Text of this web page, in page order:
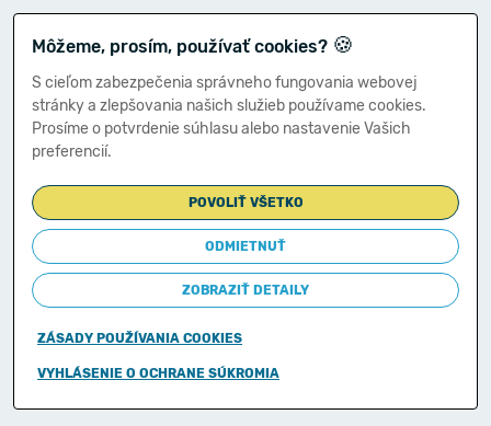
Môžeme, prosím, používať cookies? 🍪
S cieľom zabezpečenia správneho fungovania webovej
stránky a zlepšovania našich služieb používame cookies.
Prosíme o potvrdenie súhlasu alebo nastavenie Vašich
preferencií.
POVOLIŤ VŠETKO
ODMIETNUŤ
ZOBRAZIŤ DETAILY
ZÁSADY POUŽÍVANIA COOKIES
VYHLÁSENIE O OCHRANE SÚKROMIA
Copyright © 2011-2026